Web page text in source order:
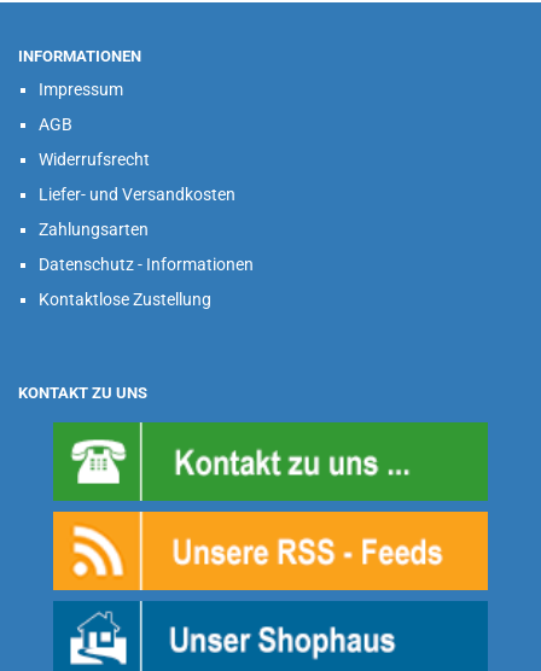
INFORMATIONEN
Impressum
AGB
Widerrufsrecht
Liefer- und Versandkosten
Zahlungsarten
Datenschutz - Informationen
Kontaktlose Zustellung
KONTAKT ZU UNS